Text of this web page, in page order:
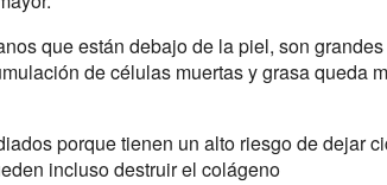
que están debajo de la piel, son
de células muertas y grasa queda
porque tienen un alto riesgo de dejar
incluso destruir el colágeno